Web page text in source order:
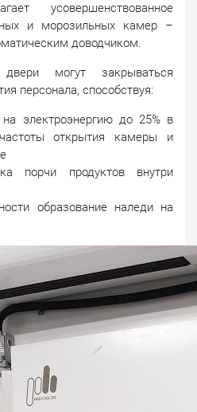
усовершенствованное
и морозильных камер –
доводчиком.
могут закрываться
персонала, способствуя:
электроэнергию до 25% в
открытия камеры и
порчи продуктов внутри
образование наледи на